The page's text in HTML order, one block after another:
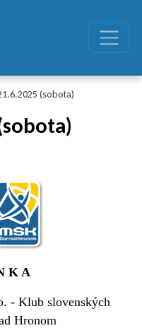
(sobota)
K A
- Klub slovenských
Hronom